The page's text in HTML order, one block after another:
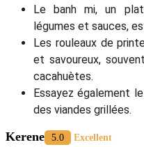
Le banh mi, un
légumes et sauces,
Les rouleaux de
et savoureux,
cacahuètes.
Essayez également
des viandes grillées.
Kerene 5.0 Excellent